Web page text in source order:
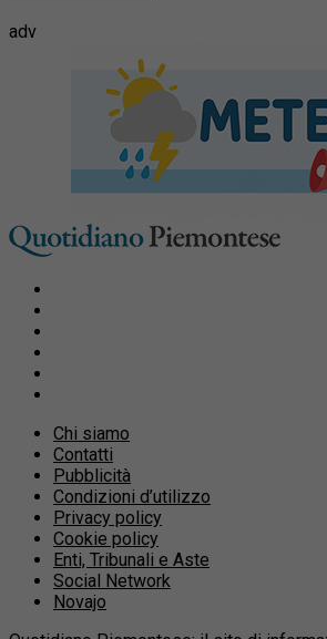
adv
Chi siamo
Contatti
Pubblicità
Condizioni d’utilizzo
Privacy policy
Cookie policy
Enti, Tribunali e Aste
Social Network
Novajo